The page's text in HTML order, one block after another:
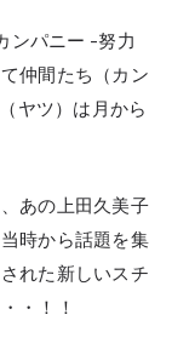
ンパニー -努力
仲間たち（カン
ヤツ）は月から
あの上田久美子
時から話題を集
れた新しいスチ
・！！